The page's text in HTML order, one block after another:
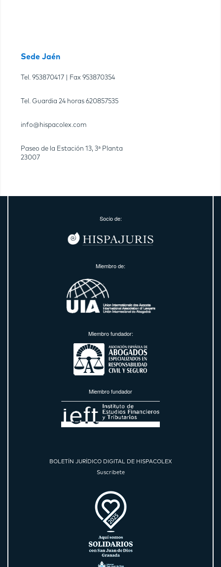
Sede Jaén
Tel. 953870417 | Fax 953870354
Tel. Guardia 24 horas 620857535
info@hispacolex.com
Paseo de la Estación 13, 3ª Planta
23007
Socio de:
Miembro de:
Miembro fundador:
Miembro fundador
BOLETÍN JURÍDICO DIGITAL DE HISPACOLEX
Suscríbete